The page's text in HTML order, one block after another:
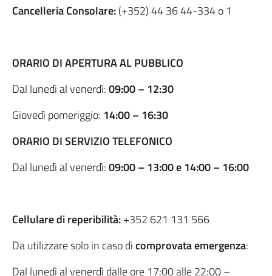
Cancelleria Consolare:(+352) 44 36 44-334 o 1
ORARIO DI APERTURA AL PUBBLICO
Dal lunedì al venerdì:09:00 – 12:30
Giovedì pomeriggio: 14:00 – 16:30
ORARIO DI SERVIZIO TELEFONICO
Dal lunedì al venerdì:09:00 – 13:00 e 14:00 – 16:00
Cellulare di reperibilità:+352 621 131 566
Da utilizzare solo in caso dicomprovata emergenza:
Dal lunedì al venerdì dalle ore 17:00 alle 22:00 –